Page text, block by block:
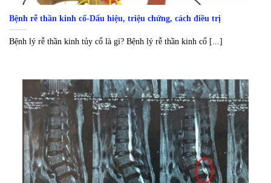
Bệnh rễ thần kinh cổ-Dấu hiệu, triệu chứng, cách điều trị
Bệnh lý rễ thần kinh tủy cổ là gì? Bệnh lý rễ thần kinh cổ [...]